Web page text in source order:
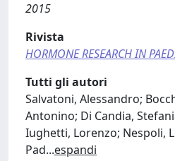
2015
Rivista
HORMONE RESEARCH IN
Tutti gli autori
Salvatoni, Alessandro;
Antonino; Di Candia,
Iughetti, Lorenzo; Nespoli,
Pad...espandi